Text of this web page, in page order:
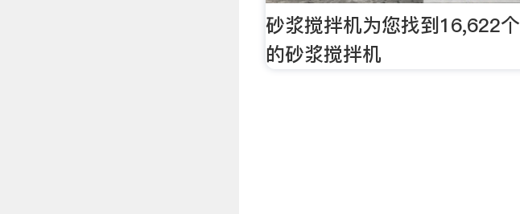
砂浆搅拌机为您找到16,622个
的砂浆搅拌机